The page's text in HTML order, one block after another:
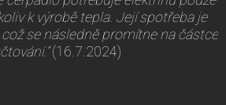
k výrobě tepla. Její spotřeba je
se následně promítne na částce
(16.7.2024)